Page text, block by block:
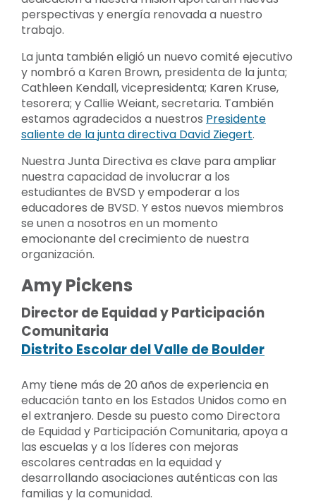
perspectivas y energía renovada a nuestro
trabajo.
La junta también eligió un nuevo comité ejecutivo
y nombró a Karen Brown, presidenta de la junta;
Cathleen Kendall, vicepresidenta; Karen Kruse,
tesorera; y Callie Weiant, secretaria. También
estamos agradecidos a nuestros Presidente
saliente de la junta directiva David Ziegert.
Nuestra Junta Directiva es clave para ampliar
nuestra capacidad de involucrar a los
estudiantes de BVSD y empoderar a los
educadores de BVSD. Y estos nuevos miembros
se unen a nosotros en un momento
emocionante del crecimiento de nuestra
organización.
Amy Pickens
Director de Equidad y Participación
Comunitaria
Distrito Escolar del Valle de Boulder
Amy tiene más de 20 años de experiencia en
educación tanto en los Estados Unidos como en
el extranjero. Desde su puesto como Directora
de Equidad y Participación Comunitaria, apoya a
las escuelas y a los líderes con mejoras
escolares centradas en la equidad y
desarrollando asociaciones auténticas con las
familias y la comunidad.